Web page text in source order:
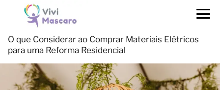
O que Considerar ao Comprar Materiais Elétricos
para uma Reforma Residencial